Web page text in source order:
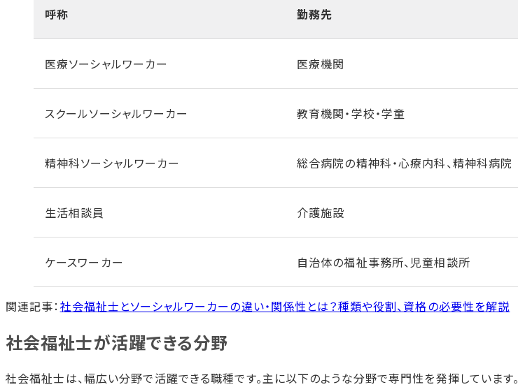
呼称 勤務先
医療ソーシャルワーカー 医療機関
スクールソーシャルワーカー 教育機関・学校・学童
精神科ソーシャルワーカー 総合病院の精神科・心療内科、精神科病院
生活相談員 介護施設
ケースワーカー 自治体の福祉事務所、児童相談所
関連記事：社会福祉士とソーシャルワーカーの違い・関係性とは？種類や役割、資格の必要性を解説
社会福祉士が活躍できる分野
社会福祉士は、幅広い分野で活躍できる職種です。主に以下のような分野で専門性を発揮しています。